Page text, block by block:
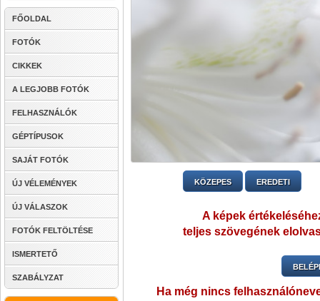
FŐOLDAL
FOTÓK
CIKKEK
A LEGJOBB FOTÓK
FELHASZNÁLÓK
GÉPTÍPUSOK
SAJÁT FOTÓK
ÚJ VÉLEMÉNYEK
ÚJ VÁLASZOK
FOTÓK FELTÖLTÉSE
ISMERTETŐ
SZABÁLYZAT
KÖZEPES EREDETI
A képek
teljes szövegének
Ha még nincs